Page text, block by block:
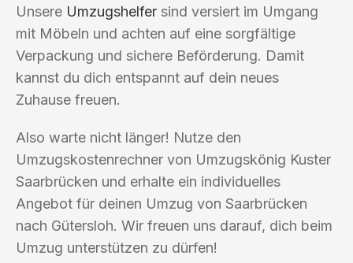
Unsere Umzugshelfer sind versiert im Umgang
mit Möbeln und achten auf eine sorgfältige
Verpackung und sichere Beförderung. Damit
kannst du dich entspannt auf dein neues
Zuhause freuen.
Also warte nicht länger! Nutze den
Umzugskostenrechner von Umzugskönig Kuster
Saarbrücken und erhalte ein individuelles
Angebot für deinen Umzug von Saarbrücken
nach Gütersloh. Wir freuen uns darauf, dich beim
Umzug unterstützen zu dürfen!